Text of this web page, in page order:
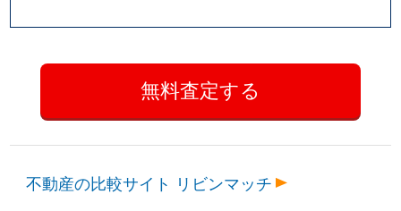
不動産の比較サイト リビンマッチ